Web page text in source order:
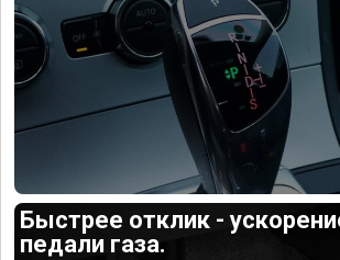
Быстрее отклик -
педали газа.